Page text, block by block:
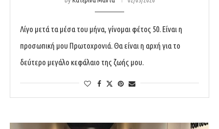
Λίγο μετά τα μέσα του μήνα, γίνομαι φέτος 50. Είναι η
προσωπική μου Πρωτοχρονιά. Θα είναι η αρχή για το
δεύτερο μεγάλο κεφάλαιο της ζωής μου.